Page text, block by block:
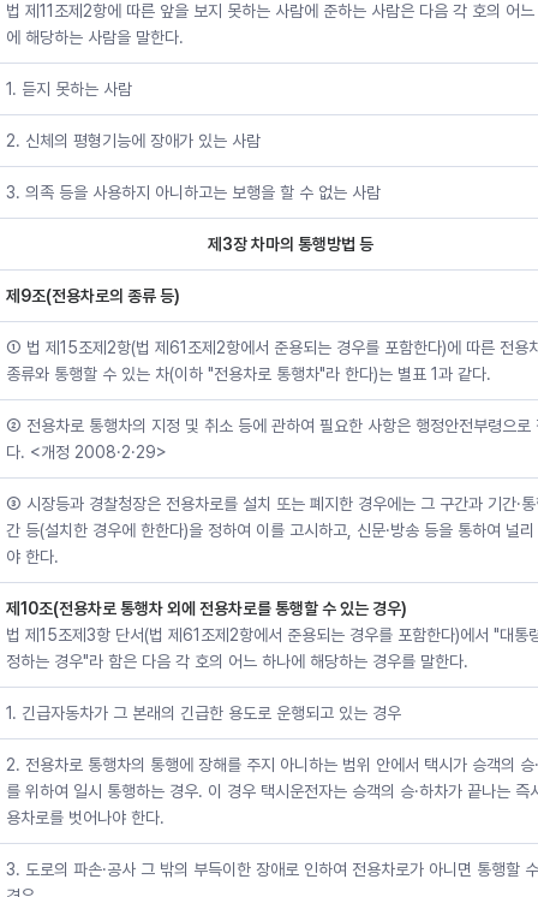
법 제11조제2항에 따른 앞을 보지 못하는 사람에 준하는 사람은 다음 각 호의 어
에 해당하는 사람을 말한다.
1. 듣지 못하는 사람
2. 신체의 평형기능에 장애가 있는 사람
3. 의족 등을 사용하지 아니하고는 보행을 할 수 없는 사람
제3장 차마의 통행방법 등
제9조(전용차로의 종류 등)
① 법 제15조제2항(법 제61조제2항에서 준용되는 경우를 포함한다)에 따른 전용
종류와 통행할 수 있는 차(이하 "전용차로 통행차"라 한다)는 별표 1과 같다.
② 전용차로 통행차의 지정 및 취소 등에 관하여 필요한 사항은 행정안전부령으로
다. <개정 2008·2·29>
③ 시장등과 경찰청장은 전용차로를 설치 또는 폐지한 경우에는 그 구간과 기간·
간 등(설치한 경우에 한한다)을 정하여 이를 고시하고, 신문·방송 등을 통하여 널
야 한다.
제10조(전용차로 통행차 외에 전용차로를 통행할 수 있는 경우)
법 제15조제3항 단서(법 제61조제2항에서 준용되는 경우를 포함한다)에서 "대통
정하는 경우"라 함은 다음 각 호의 어느 하나에 해당하는 경우를 말한다.
1. 긴급자동차가 그 본래의 긴급한 용도로 운행되고 있는 경우
2. 전용차로 통행차의 통행에 장해를 주지 아니하는 범위 안에서 택시가 승객의 승
를 위하여 일시 통행하는 경우. 이 경우 택시운전자는 승객의 승·하차가 끝나는 즉
용차로를 벗어나야 한다.
3. 도로의 파손·공사 그 밖의 부득이한 장애로 인하여 전용차로가 아니면 통행할